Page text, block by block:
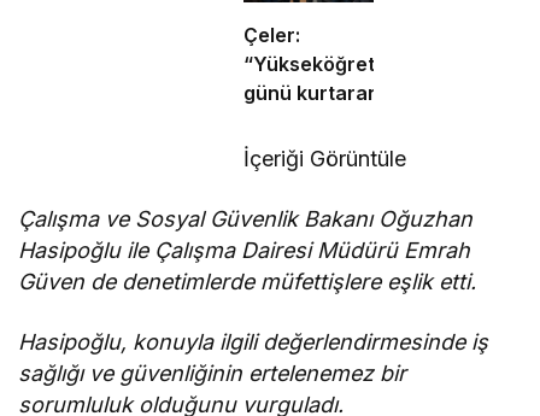
Çeler:
“Yükseköğretimde
günü kurtaran
planlayan
politikalara ihtiyaç
var”
İçeriği Görüntüle
Çalışma ve Sosyal Güvenlik Bakanı Oğuzhan
Hasipoğlu ile Çalışma Dairesi Müdürü Emrah
Güven de denetimlerde müfettişlere eşlik etti.
Hasipoğlu, konuyla ilgili değerlendirmesinde iş
sağlığı ve güvenliğinin ertelenemez bir
sorumluluk olduğunu vurguladı.